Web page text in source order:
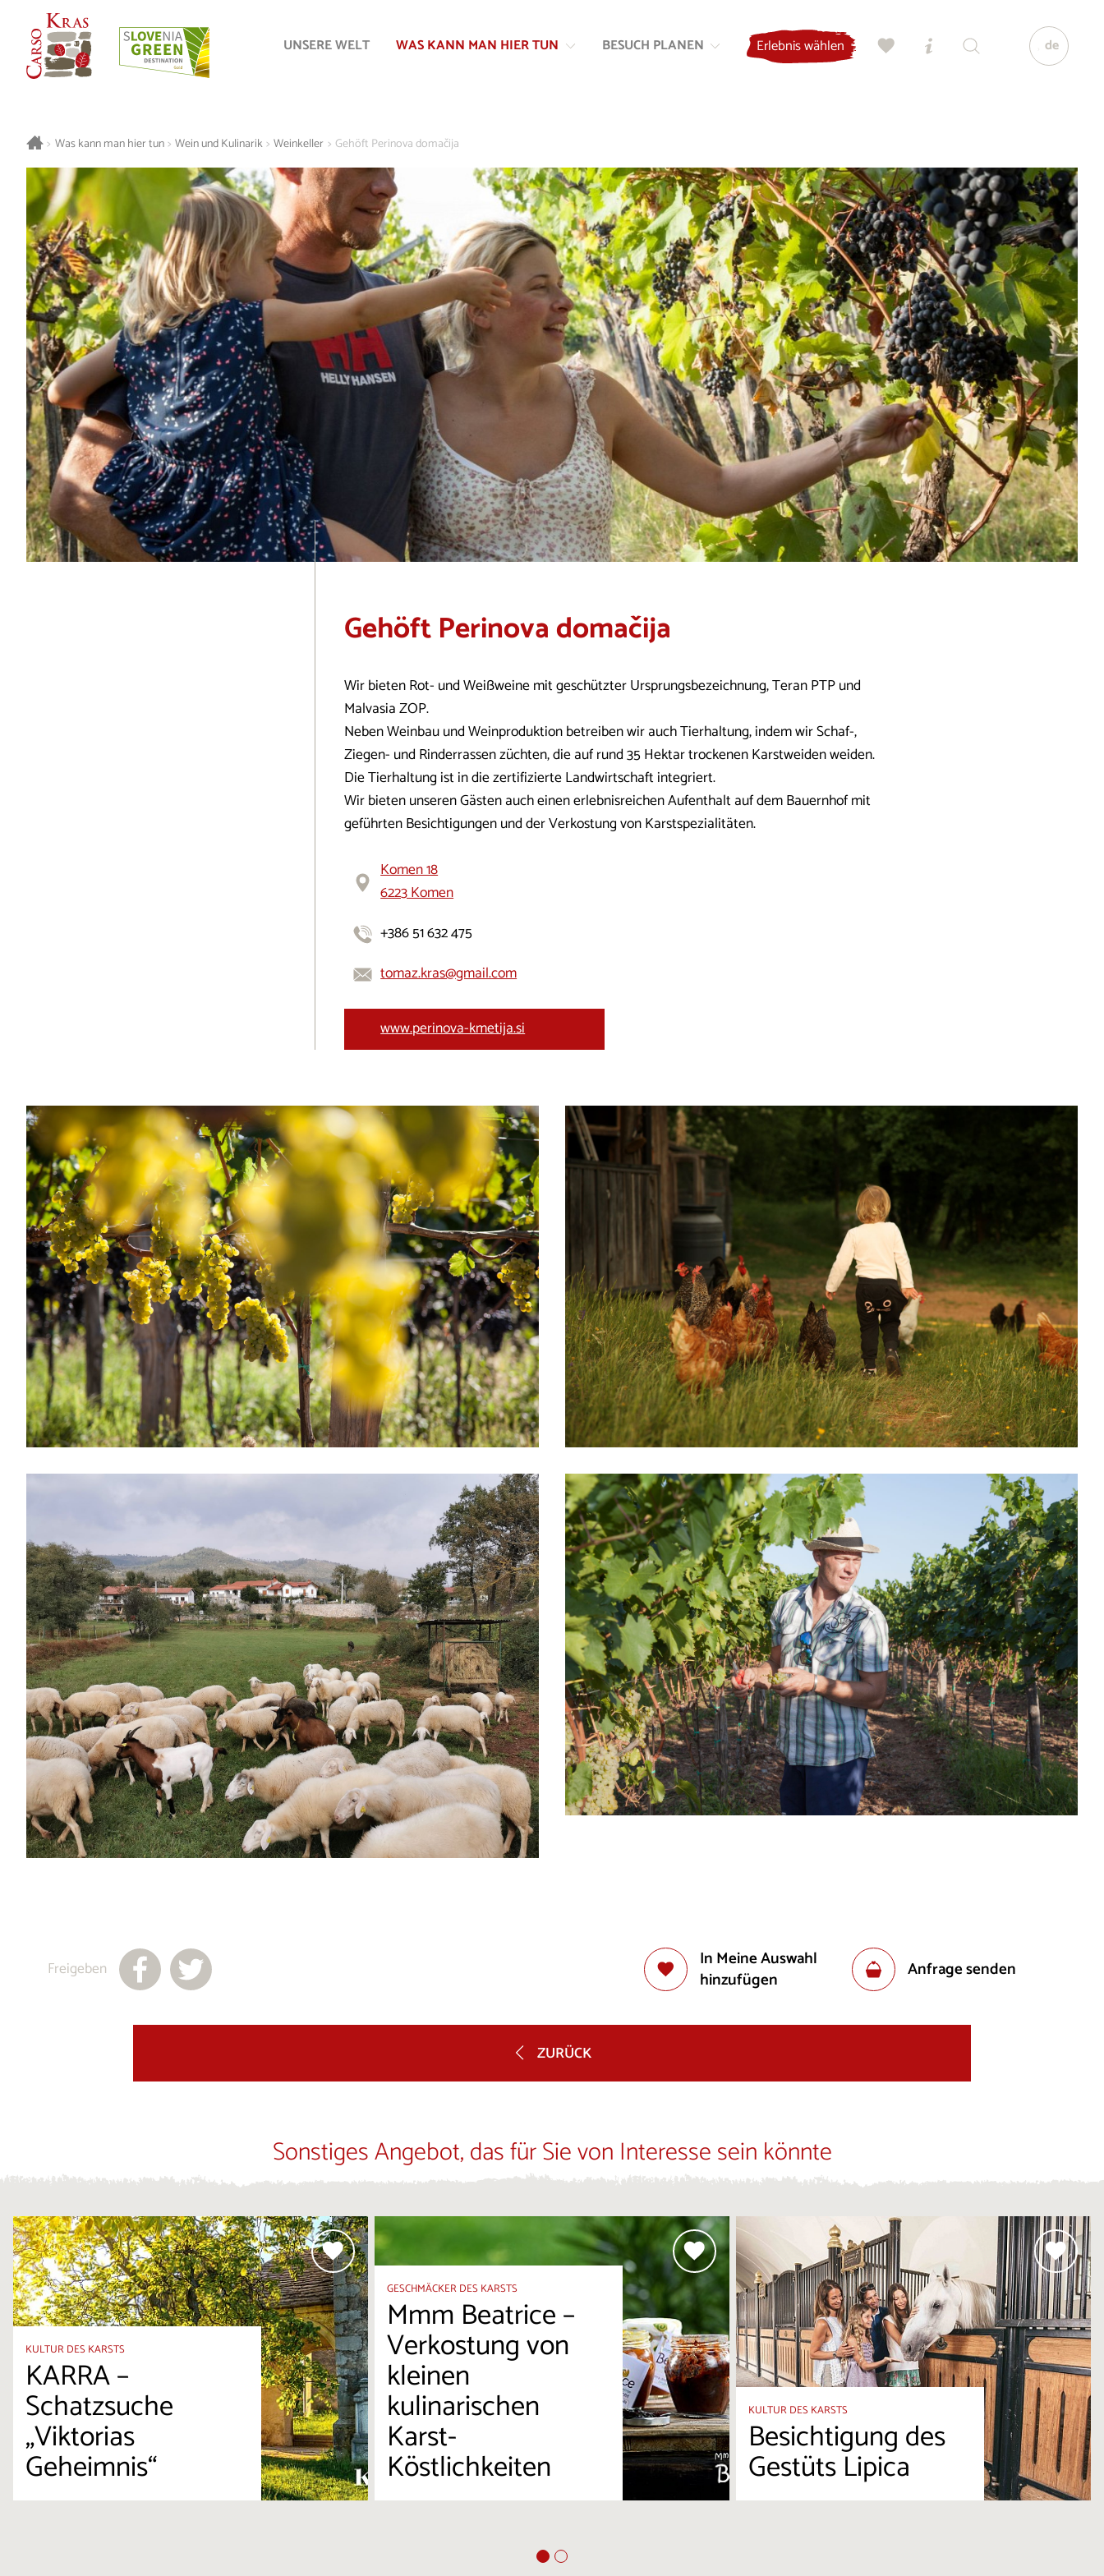
Inhalt
Navigation
UNSERE WELT WAS KANN MAN HIER TUN BESUCH PLANEN Erlebnis wählen de
> Was kann man hier tun > Wein und Kulinarik > Weinkeller > Gehöft Perinova domačija
Gehöft Perinova domačija
Wir bieten Rot- und Weißweine mit geschützter Ursprungsbezeichnung, Teran PTP und
Malvasia ZOP.
Neben Weinbau und Weinproduktion betreiben wir auch Tierhaltung, indem wir Schaf-,
Ziegen- und Rinderrassen züchten, die auf rund 35 Hektar trockenen Karstweiden weiden.
Die Tierhaltung ist in die zertifizierte Landwirtschaft integriert.
Wir bieten unseren Gästen auch einen erlebnisreichen Aufenthalt auf dem Bauernhof mit
geführten Besichtigungen und der Verkostung von Karstspezialitäten.
Komen 18
6223 Komen
+386 51 632 475
tomaz.kras@gmail.com
www.perinova-kmetija.si
In Meine Auswahl
hinzufügen
Anfrage senden
Freigeben
ZURÜCK
Sonstiges Angebot, das für Sie von Interesse sein könnte
KULTUR DES KARSTS
KARRA –
Schatzsuche
„Viktorias
Geheimnis“
GESCHMÄCKER DES KARSTS
Mmm Beatrice –
Verkostung von
kleinen
kulinarischen
Karst-
Köstlichkeiten
KULTUR DES KARSTS
Besichtigung des
Gestüts Lipica